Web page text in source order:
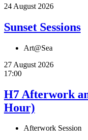
24 August 2026
Sunset Sessions
Art@Sea
27 August 2026
17:00
H7 Afterwork
Hour)
Afterwork Session